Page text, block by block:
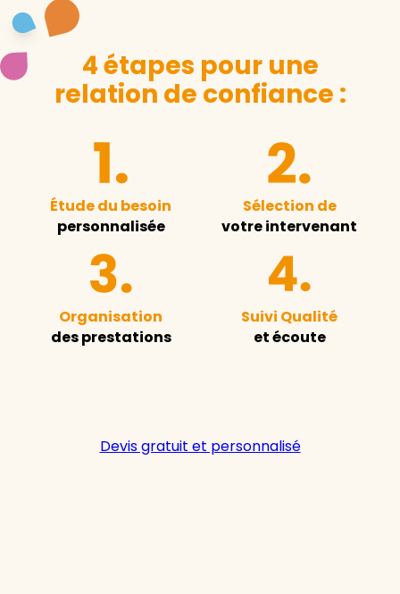
4 étapes pour une
relation de confiance :
Étude du besoin
personnalisée
Sélection de
votre intervenant
Organisation
des prestations
Suivi Qualité
et écoute
Devis gratuit et personnalisé